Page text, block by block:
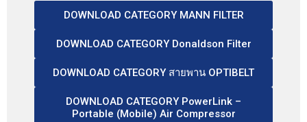
DOWNLOAD CATEGORY MANN FILTER
DOWNLOAD CATEGORY Donaldson Filter
DOWNLOAD CATEGORY สายพาน OPTIBELT
DOWNLOAD CATEGORY PowerLink –
Portable (Mobile) Air Compressor